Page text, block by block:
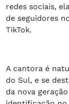
redes sociais,
de seguidores
TikTok.
A cantora é
do Sul, e se
da nova